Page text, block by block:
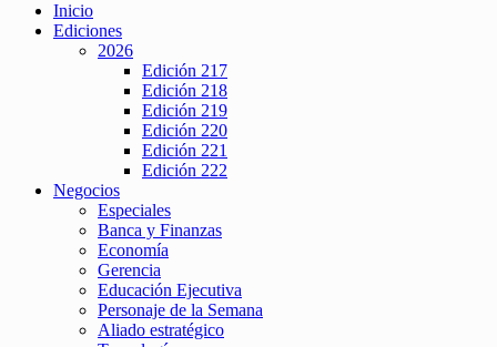
Inicio
Ediciones
2026
Edición 217
Edición 218
Edición 219
Edición 220
Edición 221
Edición 222
Negocios
Especiales
Banca y Finanzas
Economía
Gerencia
Educación Ejecutiva
Personaje de la Semana
Aliado estratégico